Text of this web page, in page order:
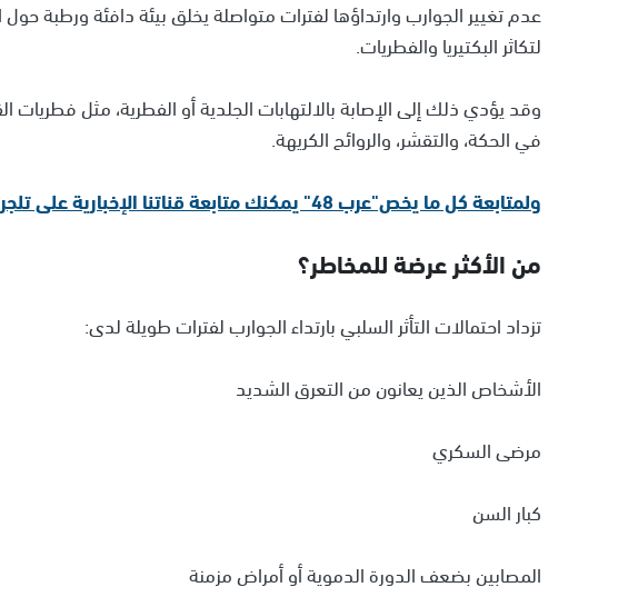
عدم تغيير الجوارب وارتداؤها لفترات متواصلة يخلق بيئة دافئة ورطبة
لتكاثر البكتيريا والفطريات.
وقد يؤدي ذلك إلى الإصابة بالالتهابات الجلدية أو الفطرية، مثل فطريات
في الحكة، والتقشر، والروائح الكريهة.
ولمتابعة كل ما يخص"عرب 48" يمكنك متابعة قناتنا الإخبارية على تلجرام
من الأكثر عرضة للمخاطر؟
تزداد احتمالات التأثر السلبي بارتداء الجوارب لفترات طويلة لدى:
الأشخاص الذين يعانون من التعرق الشديد
مرضى السكري
كبار السن
المصابين بضعف الدورة الدموية أو أمراض مزمنة